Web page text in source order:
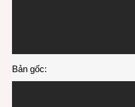
Bản gốc: